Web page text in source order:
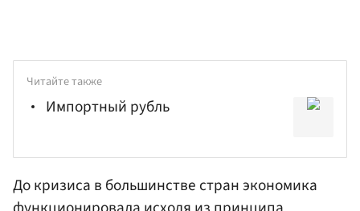
Читайте также
Импортный рубль
До кризиса в большинстве стран экономика